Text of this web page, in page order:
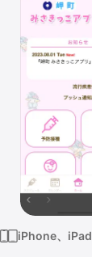
Vision
Watch
TV
iPhone、iPad